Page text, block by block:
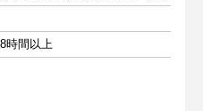
時間以上